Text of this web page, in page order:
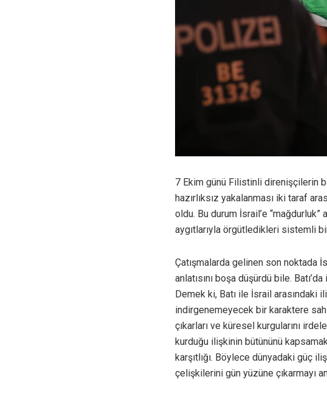
7 Ekim günü Filistinli direnişçilerin
hazırlıksız yakalanması iki taraf
oldu. Bu durum İsrail’e
aygıtlarıyla örgütledikleri sistemli bir
Çatışmalarda gelinen son noktada
anlatısını boşa düşürdü bile.
Demek ki, Batı ile İsrail
indirgenemeyecek bir karaktere
çıkarları ve küresel kurgularını
kurduğu ilişkinin bütününü
karşıtlığı. Böylece dünyadaki güç
çelişkilerini gün yüzüne çıkarmayı